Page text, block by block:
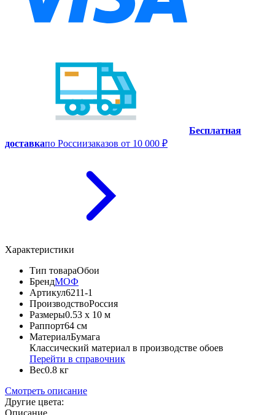
Бесплатная
доставкапо Россиизаказов от 10 000 ₽
Характеристики
Тип товараОбои
БрендМОФ
Артикул6211-1
ПроизводствоРоссия
Размеры0.53 x 10 м
Раппорт64 см
МатериалБумага
Классический материал в производстве обоев
Перейти в справочник
Вес0.8 кг
Смотреть описание
Другие цвета:
Описание